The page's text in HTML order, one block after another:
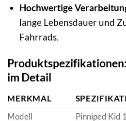
Hochwertige
lange Lebensdauer und
Fahrrads.
im Detail
MERKMAL
Modell
Pinniped Kid